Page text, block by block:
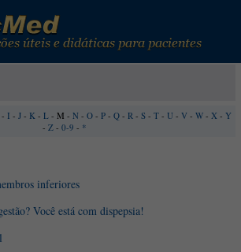
- I - J - K - L - M - N - O - P - Q - R - S - T - U - V - W - X - Y
- Z - 0-9 - *
inferiores
Você está com dispepsia!